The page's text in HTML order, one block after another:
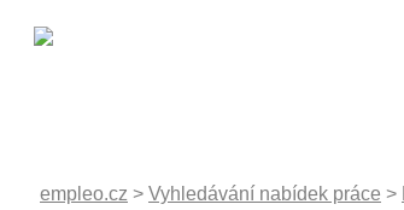
empleo.cz > Vyhledávání nabídek práce >